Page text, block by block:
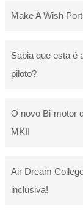
Make A Wish
Sabia que esta é
piloto?
O novo Bi-motor
MKII
Air Dream
inclusiva!